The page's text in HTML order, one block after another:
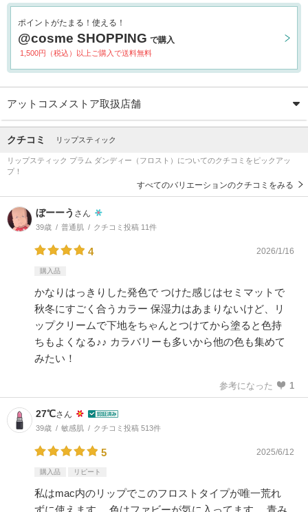
ポイントがたまる！使える！
@cosme SHOPPING で購入
1,500円（税込）以上ご購入で送料無料
アットコスメストア取扱店舗
クチコミ リップスティック
リップスティック プラム ダンディー（フロスト）についてのクチコミをピックアッ
プ！
すべてのバリエーションのクチコミをみる
ぼーーう さん
39歳 普通肌 クチコミ投稿 11件
4 2026/1/16
購入品
かなりはっきりした発色で つけた感じはセミマットで
秋冬にすごく合うカラー 保湿力はあまりないけど、リ
ップクリームで下地をちゃんとつけてから塗ると色持
ちもよくなる♪♪ カラバリーも多いから他の色も集めて
みたい！
参考になった 1
27℃さん
39歳 敏感肌 クチコミ投稿 513件
5 2025/6/12
購入品 リピート
私はmac内のリップでこのフロストタイプが唯一荒れ
ずに使えます。 色はファビーが気に入ってます。 青み